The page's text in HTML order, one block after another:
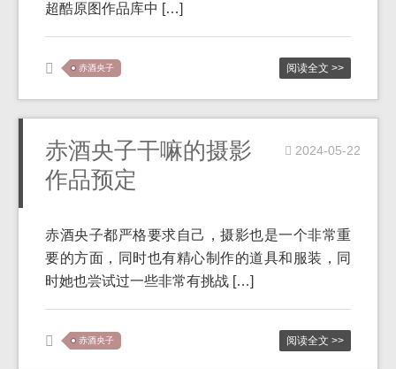
超酷原图作品库中 […]
赤酒央子 阅读全文 >>
赤酒央子干嘛的摄影
作品预定
2024-05-22
赤酒央子都严格要求自己，摄影也是一个非常重
要的方面，同时也有精心制作的道具和服装，同
时她也尝试过一些非常有挑战 […]
赤酒央子 阅读全文 >>